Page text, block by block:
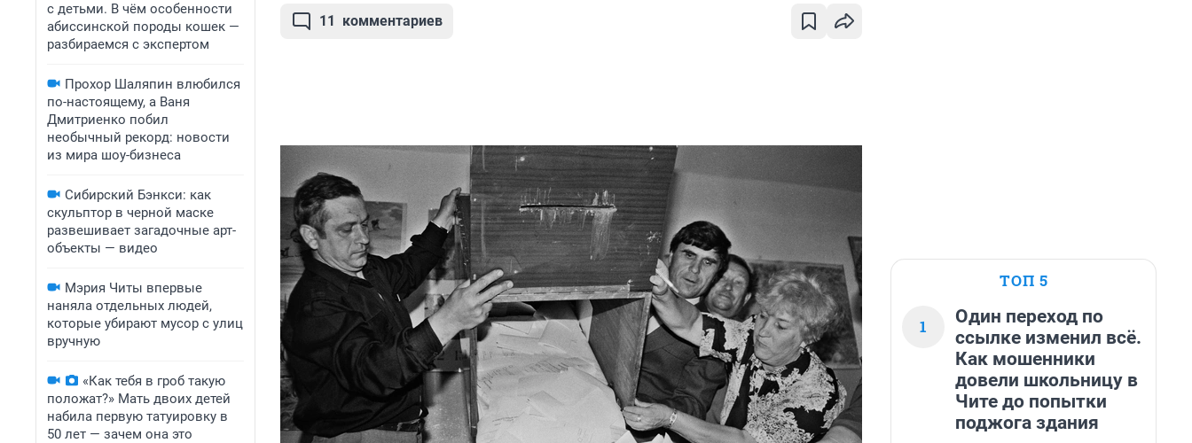
с детьми. В чём особенности
абиссинской породы кошек —
разбираемся с экспертом
Прохор Шаляпин влюбился
по-настоящему, а Ваня
Дмитриенко побил
необычный рекорд: новости
из мира шоу-бизнеса
Сибирский Бэнкси: как
скульптор в черной маске
развешивает загадочные арт-
объекты — видео
Мэрия Читы впервые
наняла отдельных людей,
которые убирают мусор с улиц
вручную
«Как тебя в гроб такую
положат?» Мать двоих детей
набила первую татуировку в
50 лет — зачем она это
11 комментариев
ТОП 5
1
Один переход по
ссылке изменил всё.
Как мошенники
довели школьницу в
Чите до попытки
поджога здания